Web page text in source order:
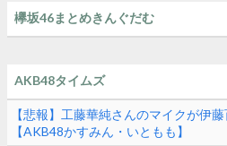
欅坂46まとめきんぐだむ
AKB48タイムズ
【悲報】工藤華純さんのマイクが伊
【AKB48かすみん・いともも】